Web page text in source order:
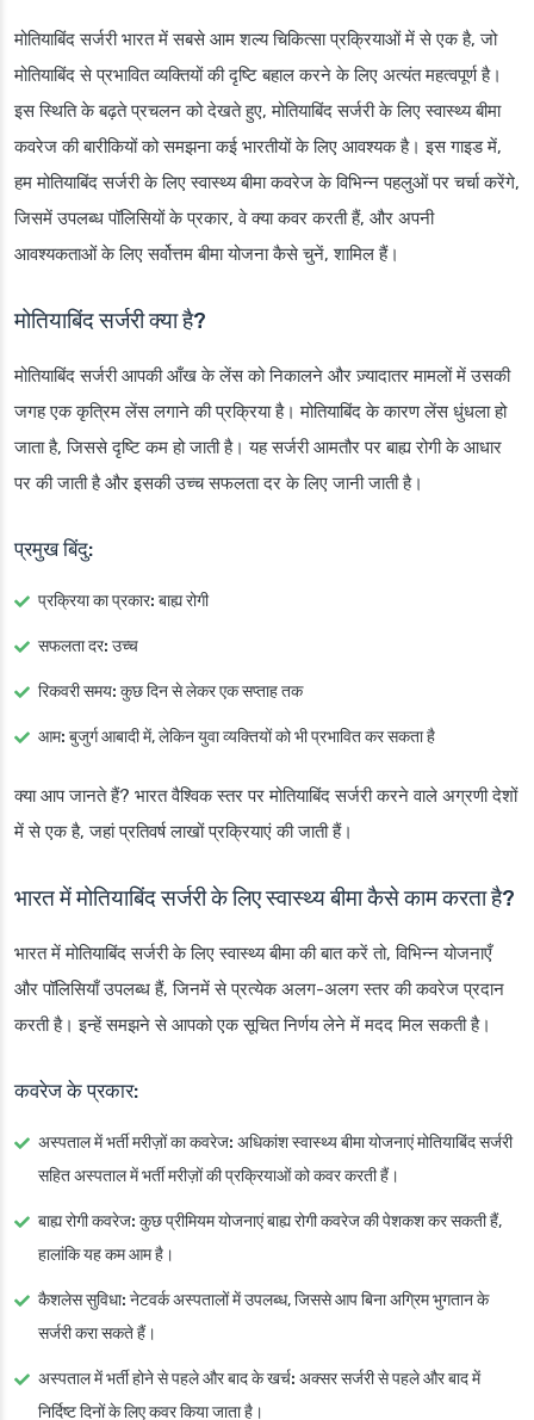
मोतियाबिंद सर्जरी भारत में सबसे आम शल्य चिकित्सा प्रक्रियाओं में से एक है, जो
मोतियाबिंद से प्रभावित व्यक्तियों की दृष्टि बहाल करने के लिए अत्यंत महत्वपूर्ण है।
इस स्थिति के बढ़ते प्रचलन को देखते हुए, मोतियाबिंद सर्जरी के लिए स्वास्थ्य बीमा
कवरेज की बारीकियों को समझना कई भारतीयों के लिए आवश्यक है। इस गाइड में,
हम मोतियाबिंद सर्जरी के लिए स्वास्थ्य बीमा कवरेज के विभिन्न पहलुओं पर चर्चा करेंगे,
जिसमें उपलब्ध पॉलिसियों के प्रकार, वे क्या कवर करती हैं, और अपनी
आवश्यकताओं के लिए सर्वोत्तम बीमा योजना कैसे चुनें, शामिल हैं।
मोतियाबिंद सर्जरी क्या है?
मोतियाबिंद सर्जरी आपकी आँख के लेंस को निकालने और ज़्यादातर मामलों में उसकी
जगह एक कृत्रिम लेंस लगाने की प्रक्रिया है। मोतियाबिंद के कारण लेंस धुंधला हो
जाता है, जिससे दृष्टि कम हो जाती है। यह सर्जरी आमतौर पर बाह्य रोगी के आधार
पर की जाती है और इसकी उच्च सफलता दर के लिए जानी जाती है।
प्रमुख बिंदु:
प्रक्रिया का प्रकार: बाह्य रोगी
सफलता दर: उच्च
रिकवरी समय: कुछ दिन से लेकर एक सप्ताह तक
आम: बुजुर्ग आबादी में, लेकिन युवा व्यक्तियों को भी प्रभावित कर सकता है
क्या आप जानते हैं? भारत वैश्विक स्तर पर मोतियाबिंद सर्जरी करने वाले अग्रणी देशों
में से एक है, जहां प्रतिवर्ष लाखों प्रक्रियाएं की जाती हैं।
भारत में मोतियाबिंद सर्जरी के लिए स्वास्थ्य बीमा कैसे काम करता है?
भारत में मोतियाबिंद सर्जरी के लिए स्वास्थ्य बीमा की बात करें तो, विभिन्न योजनाएँ
और पॉलिसियाँ उपलब्ध हैं, जिनमें से प्रत्येक अलग-अलग स्तर की कवरेज प्रदान
करती है। इन्हें समझने से आपको एक सूचित निर्णय लेने में मदद मिल सकती है।
कवरेज के प्रकार:
अस्पताल में भर्ती मरीज़ों का कवरेज: अधिकांश स्वास्थ्य बीमा योजनाएं मोतियाबिंद सर्जरी
सहित अस्पताल में भर्ती मरीज़ों की प्रक्रियाओं को कवर करती हैं।
बाह्य रोगी कवरेज: कुछ प्रीमियम योजनाएं बाह्य रोगी कवरेज की पेशकश कर सकती हैं,
हालांकि यह कम आम है।
कैशलेस सुविधा: नेटवर्क अस्पतालों में उपलब्ध, जिससे आप बिना अग्रिम भुगतान के
सर्जरी करा सकते हैं।
अस्पताल में भर्ती होने से पहले और बाद के खर्च: अक्सर सर्जरी से पहले और बाद में
निर्दिष्ट दिनों के लिए कवर किया जाता है।